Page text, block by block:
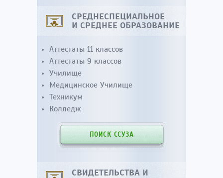
СРЕДНЕСПЕЦИАЛЬНОЕ
И СРЕДНЕЕ ОБРАЗОВАНИЕ
Аттестаты 11 классов
Аттестаты 9 классов
Училище
Медицинское Училище
Техникум
Колледж
ПОИСК ССУЗА
СВИДЕТЕЛЬСТВА И